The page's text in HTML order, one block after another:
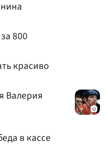
800
красиво
Валерия
в кассе